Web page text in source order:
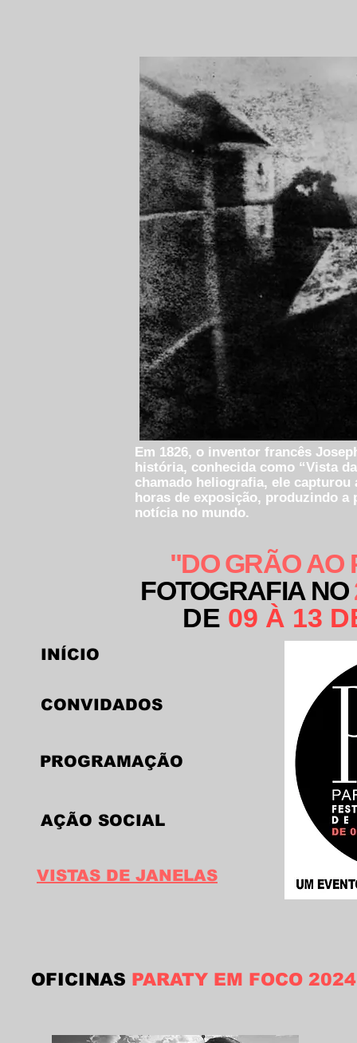
Em 1826, o inventor francês
história, conhecida como “Vista
chamado heliografia, ele
horas de exposição, produzindo a
notícia no mundo.
"DO GRÃO AO
FOTOGRAFIA NO
DE 09 À 13
INÍCIO
CONVIDADOS
PROGRAMAÇÃO
AÇÃO SOCIAL
VISTAS DE JANELAS
OFICINAS PARATY EM FOCO 2024